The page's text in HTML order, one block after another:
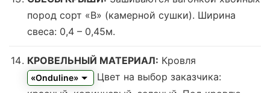
пород сорт «В» (камерной сушки). Ширина
свеса: 0,4 – 0,45м.
КРОВЕЛЬНЫЙ МАТЕРИАЛ: Кровля
«Onduline»
Цвет на выбор заказчика: